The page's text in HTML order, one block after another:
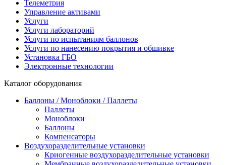
Телеметрия
Управление активами
Услуги
Услуги лабораторий
Услуги по испытаниям баллонов
Услуги по нанесению покрытия и обшивке
Установка ГБО
Электронные технологии
Каталог оборудования
Баллоны / Моноблоки / Паллеты
Паллеты
Моноблоки
Баллоны
Компенсаторы
Воздухоразделительные установки
Криогенные воздухоразделительные установки